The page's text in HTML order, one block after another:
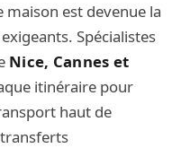
est devenue la
Spécialistes
Nice, Cannes et
itinéraire pour
haut de